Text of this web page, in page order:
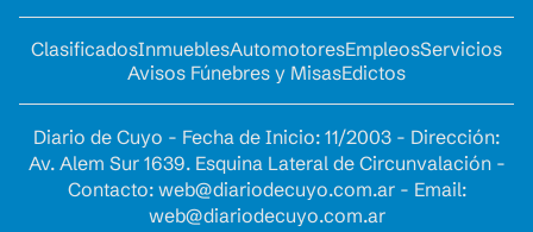
ClasificadosInmueblesAutomotoresEmpleosServicios
Avisos Fúnebres y MisasEdictos
Diario de Cuyo - Fecha de Inicio: 11/2003 - Dirección:
Av. Alem Sur 1639. Esquina Lateral de Circunvalación -
Contacto: web@diariodecuyo.com.ar- Email:
web@diariodecuyo.com.ar